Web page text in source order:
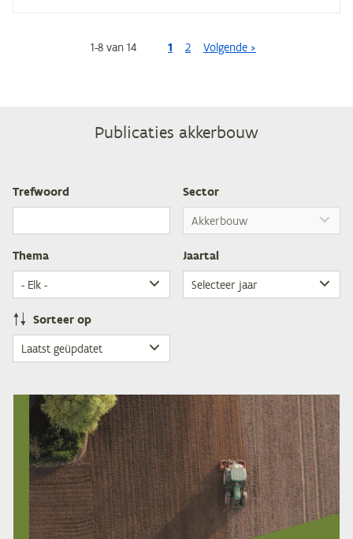
Paginering
1-8 van 14 1 2 Volgende >
Publicaties akkerbouw
Tref­woord Sec­tor
The­ma Jaar­tal
Sor­teer op